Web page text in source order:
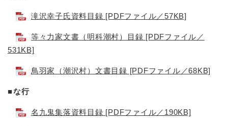
滝沢幸子氏資料目録 [PDFファイル／57KB]
等々力家文書（明科潮村）目録 [PDFファイル／
531KB]
鳥羽家（潮沢村）文書目録 [PDFファイル／68KB]
■な行
名九鬼集落資料目録 [PDFファイル／190KB]